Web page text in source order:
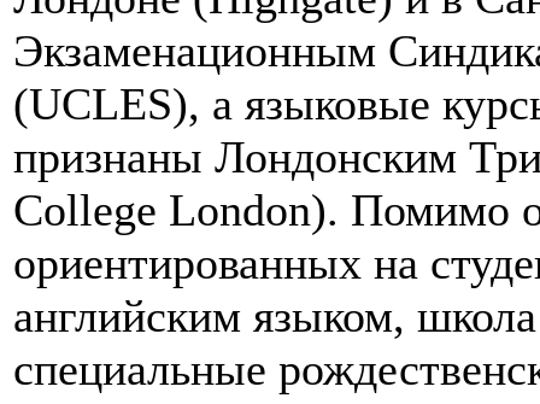
Экзаменационным
(UCLES), а языковые
признаны Лондонским
College London). Помимо
ориентированных на
английским языком,
специальные